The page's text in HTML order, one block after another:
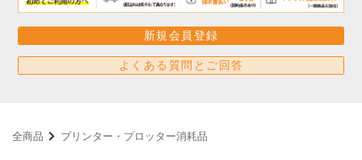
新規会員登録
よくある質問とご回答
全商品 プリンター・プロッター消耗品